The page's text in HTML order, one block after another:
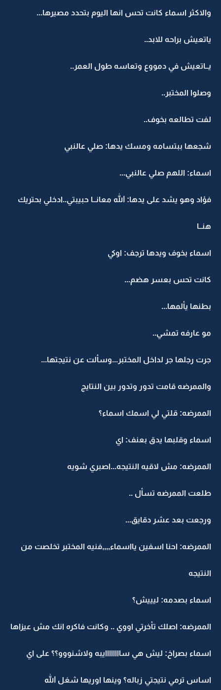
والاكثر اسماء كانت تحس انها اليوم بتحدد مصيرها...
ياتعيش براحه للابد..
يــاتعيش في دمووع وتعاسه طول العمر..
وصلوا المختبر..
لفت تطالعه بخوف..
شجعها ببتسامه ومسك يدها: صلي عالنبي
اسماء: اللهم صلي عالنبي...
فؤاد وهو يشد على يدها: الله معانــا حبيبتي..ادخلي بحتريك
هنــا
اسماء بخوف ويدها ترجف: اوكي
كانت تحس بعسر هضم...
بطنها يألمها...
مو عارفه تمشي..
جرت رجلها جر لداخل المختبر...وسألت عن نتيجتها...
والممرضه قامت تدور وتدور بين النتايج
الممرضه: قلتي لي اسمك اسماء؟
اسماء وقلبها يدق بعنف: اي
الممرضه: مش لاقيه النتيجه...اصبري شويه
طلعت الممرضه تسأل ..
ورجعت بعد عشر دقايق...
الممرضه: احنا اسفين يااسماء,,,,فنيه المختبر تخلصت من
النتيجه
اسماء بصدمه: ليييش؟
الممرضه: اصلك تأخرتي اووي .. وكانت فاكره انك مش عيزاها
اسماء بصراخ: ليش هي ساااااااايبه ولاشنووو؟؟ على اي
اساس ترمي نتيجتي زباله؟ وينها اوريها شغل الله